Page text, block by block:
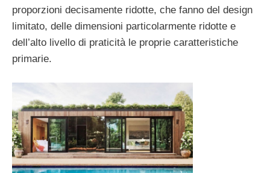
proporzioni decisamente ridotte, che fanno del design
limitato, delle dimensioni particolarmente ridotte e
dell’alto livello di praticità le proprie caratteristiche
primarie.